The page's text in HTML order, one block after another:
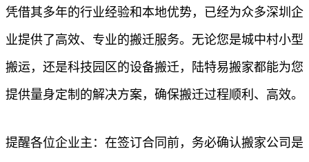
凭借其多年的行业经验和本地优势，已经为众多深圳企
业提供了高效、专业的搬迁服务。无论您是城中村小型
搬运，还是科技园区的设备搬迁，陆特易搬家都能为您
提供量身定制的解决方案，确保搬迁过程顺利、高效。
提醒各位企业主：在签订合同前，务必确认搬家公司是